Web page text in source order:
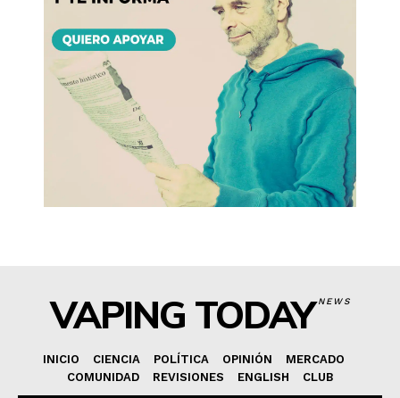
VAPING TODAYNEWS
INICIO CIENCIA POLÍTICA OPINIÓN
MERCADO
COMUNIDAD
REVISIONES ENGLISH CLUB